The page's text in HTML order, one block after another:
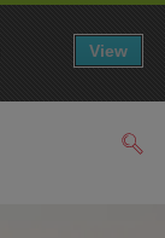
View